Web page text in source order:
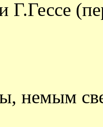
Г.Гессе
немым